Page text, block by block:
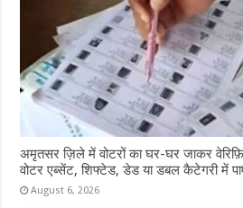
अमृतसर ज़िले में वोटरों का घर-घर जाकर
वोटर एब्सेंट, शिफ्टेड, डेड या डबल कैटेगरी में
August 6, 2026